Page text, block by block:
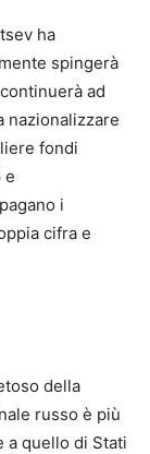
ha
spingerà
ad
nazionalizzare
fondi
e
i
cifra e
della
russo è più
a quello di Stati